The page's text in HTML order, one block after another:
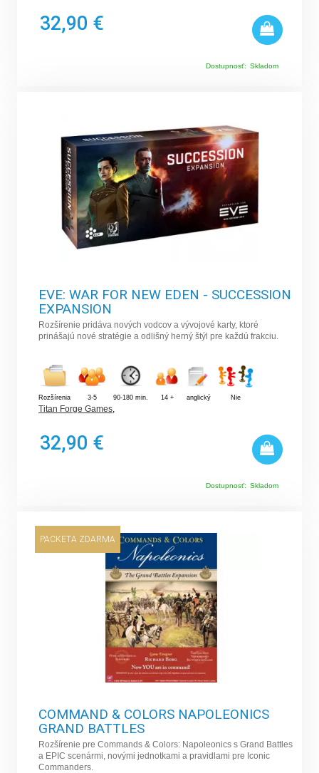
32,90 €
Dostupnosť: Skladom
EVE: WAR FOR NEW EDEN - SUCCESSION
EXPANSION
Rozšírenie pridáva nových vodcov a vývojové karty, ktoré
prinášajú nové stratégie a odlišný herný štýl pre každú frakciu.
Rozšírenia 3-5 90-180 min. 14 + anglický Nie
Titan Forge Games
32,90 €
Dostupnosť: Skladom
PACKETA ZDARMA
COMMAND & COLORS NAPOLEONICS
GRAND BATTLES
Rozšírenie pre Commands & Colors: Napoleonics s Grand Battles
a EPIC scenármi, novými jednotkami a pravidlami pre Iconic
Commanders.